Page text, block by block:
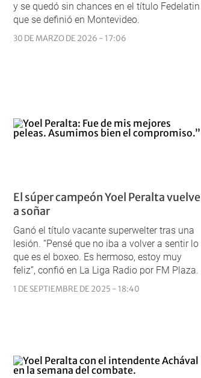
y se quedó sin chances en el título Fedelatin
que se definió en Montevideo.
30 DE MARZO DE 2026 - 17:06
El súper campeón Yoel Peralta vuelve
a soñar
Ganó el título vacante superwelter tras una
lesión. “Pensé que no iba a volver a sentir lo
que es el boxeo. Es hermoso, estoy muy
feliz”, confió en La Liga Radio por FM Plaza.
1 DE SEPTIEMBRE DE 2025 - 18:40